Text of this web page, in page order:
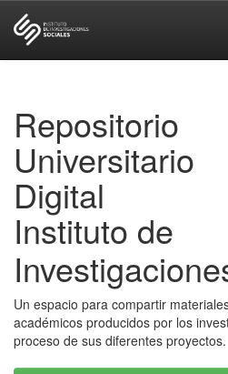
Repositorio
Universitario
Digital
Instituto de
Un espacio para compartir
académicos producidos por los
proceso de sus diferentes proyectos.